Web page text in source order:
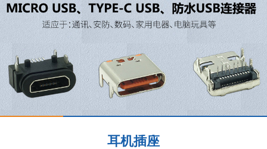
联系
耳机插座